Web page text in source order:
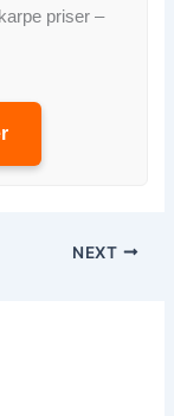
priser –
NEXT